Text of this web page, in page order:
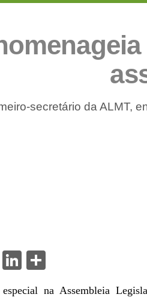
secretário da ALMT,
Messenger
LinkedIn
especial na Assembleia